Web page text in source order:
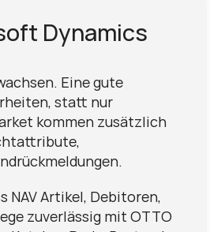
Dynamics
Eine gute
statt nur
kommen zusätzlich
Artikel, Debitoren,
zuverlässig mit OTTO